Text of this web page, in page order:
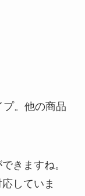
。他の商品
きますね。
していま